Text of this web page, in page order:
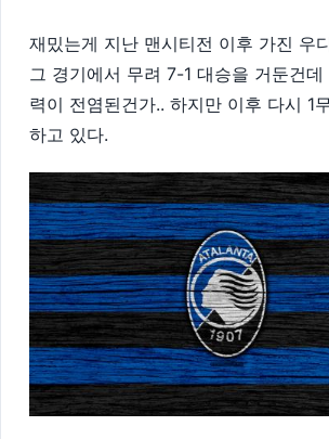
재밌는게 지난 맨시티전 이후 가진 우
그 경기에서 무려 7-1 대승을 거둔건데
력이 전염된건가.. 하지만 이후 다시 1
하고 있다.